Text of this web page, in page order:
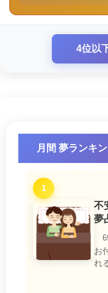
4位以
月間 夢ランキ
1
不
夢
お
れ
い